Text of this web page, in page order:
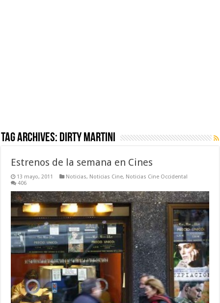
Tag Archives: Dirty Martini
Estrenos de la semana en Cines
13 mayo, 2011 Noticias, Noticias Cine, Noticias Cine Occidental
406